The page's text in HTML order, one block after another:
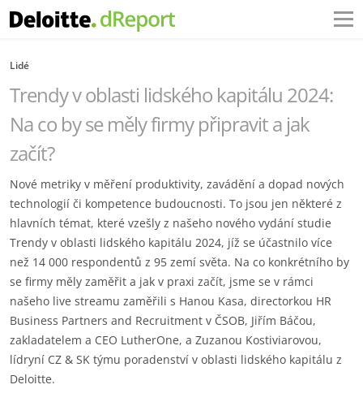
Lidé
Trendy v oblasti lidského kapitálu 2024:
Na co by se měly firmy připravit a jak
začít?
Nové metriky v měření produktivity, zavádění a dopad nových
technologií či kompetence budoucnosti. To jsou jen některé z
hlavních témat, které vzešly z našeho nového vydání studie
Trendy v oblasti lidského kapitálu 2024, jíž se účastnilo více
než 14 000 respondentů z 95 zemí světa. Na co konkrétního by
se firmy měly zaměřit a jak v praxi začít, jsme se v rámci
našeho live streamu zaměřili s Hanou Kasa, directorkou HR
Business Partners and Recruitment v ČSOB, Jiřím Báčou,
zakladatelem a CEO LutherOne, a Zuzanou Kostiviarovou,
lídryní CZ & SK týmu poradenství v oblasti lidského kapitálu z
Deloitte.